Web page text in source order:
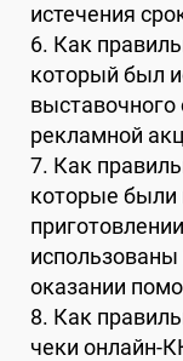
истечения
6. Как
который был
выставочного
рекламной
7. Как
которые были
оказании
8. Как
чеки онлайн-